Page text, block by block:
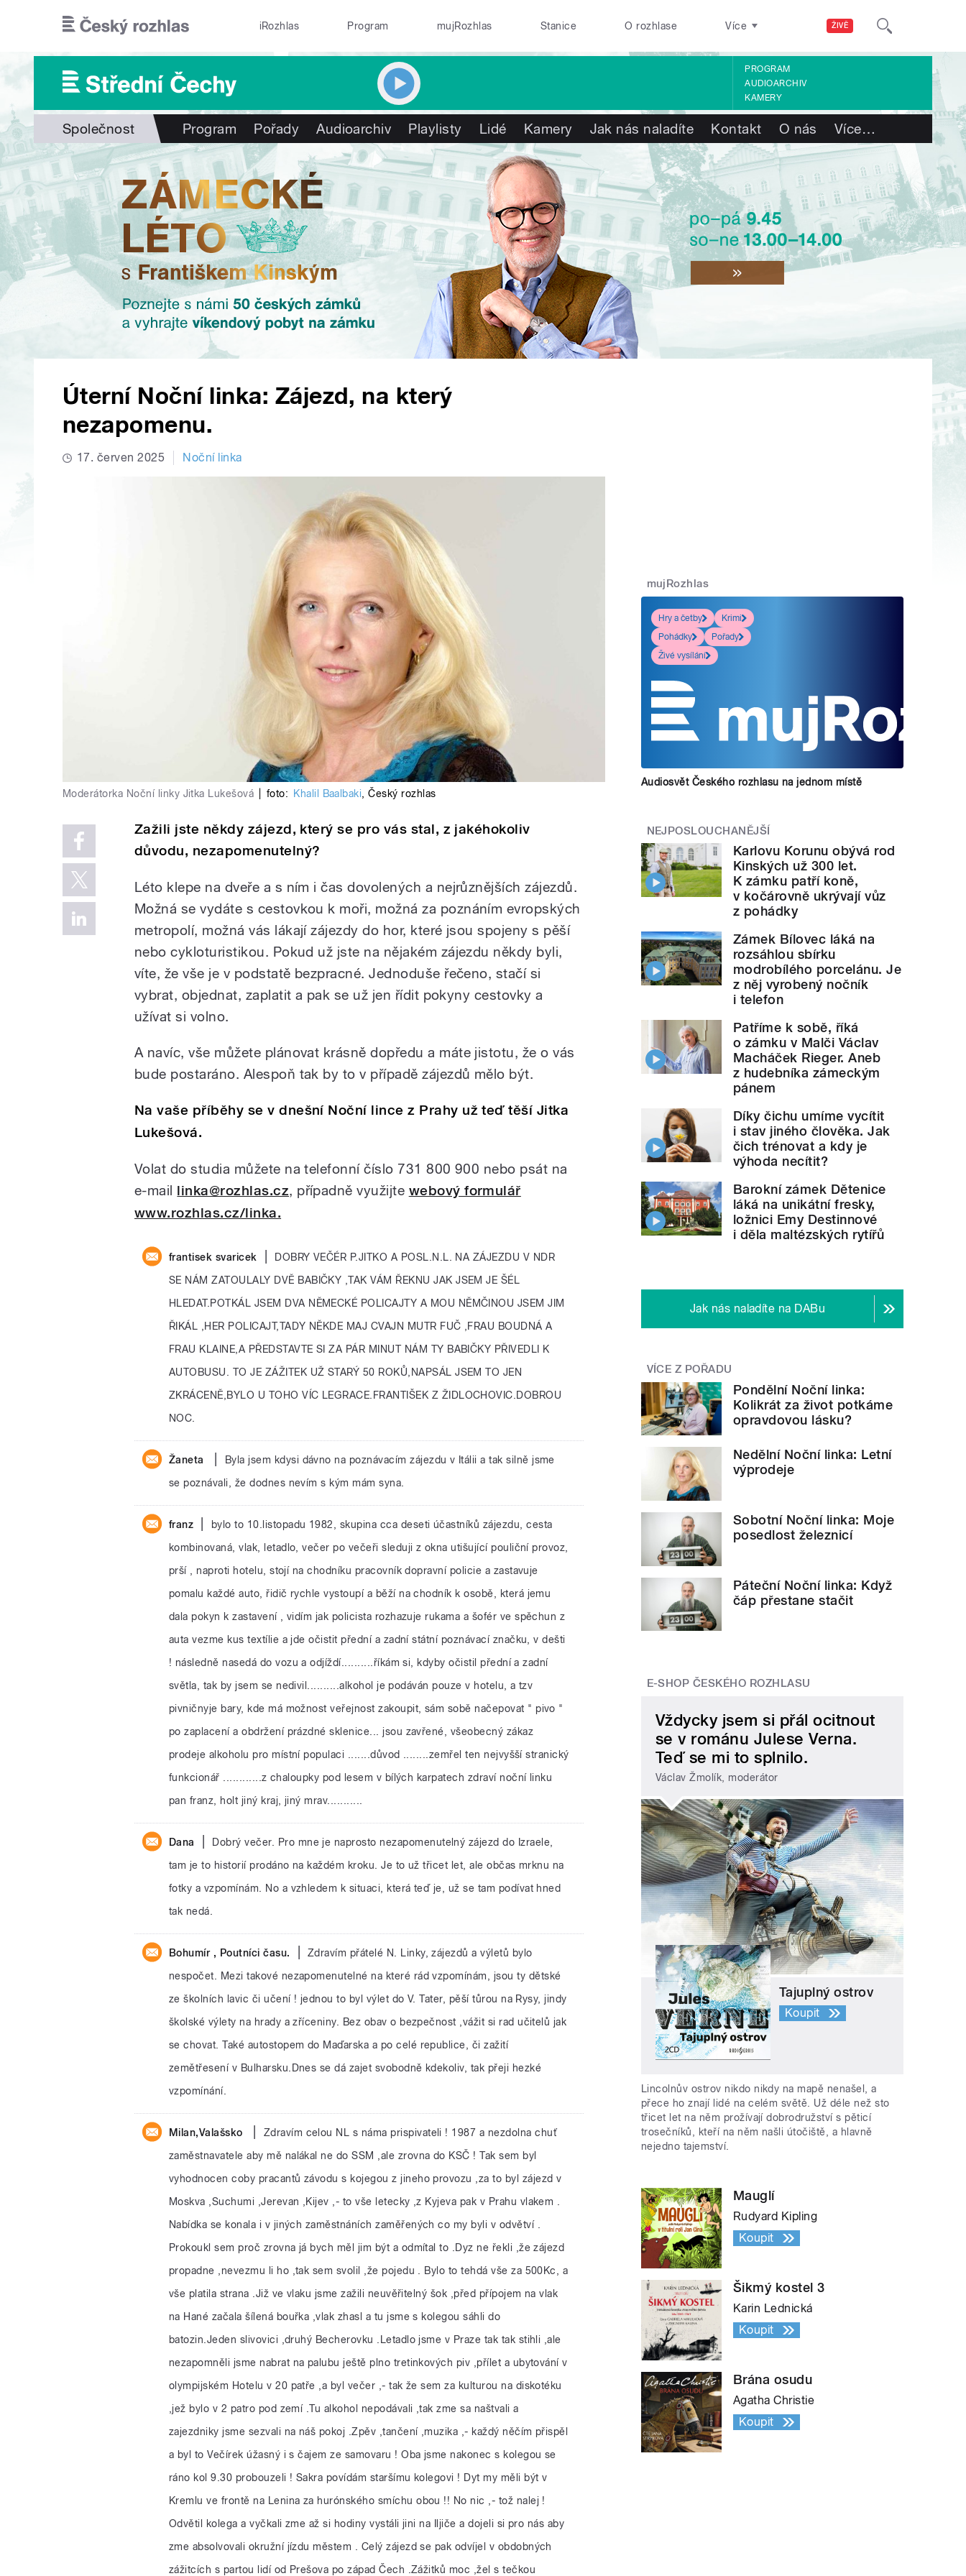
ŽIVĚ
iRozhlas Program mujRozhlas Stanice O rozhlase Více
PROGRAM
AUDIOARCHIV
KAMERY
Společnost Program Pořady Audioarchiv Playlisty Lidé Kamery Jak nás naladíte Kontakt O nás Více…
Úterní Noční linka: Zájezd, na který
nezapomenu.
17. červen 2025 Noční linka
Moderátorka Noční linky Jitka Lukešová foto: Khalil Baalbaki,Český rozhlas
Zažili jste někdy zájezd, který se pro vás stal, z jakéhokoliv
důvodu, nezapomenutelný?
Léto klepe na dveře a s ním i čas dovolených a nejrůznějších zájezdů.
Možná se vydáte s cestovkou k moři, možná za poznáním evropských
metropolí, možná vás lákají zájezdy do hor, které jsou spojeny s pěší
nebo cykloturistikou. Pokud už jste na nějakém zájezdu někdy byli,
víte, že vše je v podstatě bezpracné. Jednoduše řečeno, stačí si
vybrat, objednat, zaplatit a pak se už jen řídit pokyny cestovky a
užívat si volno.
A navíc, vše můžete plánovat krásně dopředu a máte jistotu, že o vás
bude postaráno. Alespoň tak by to v případě zájezdů mělo být.
Na vaše příběhy se v dnešní Noční lince z Prahy už teď těší Jitka
Lukešová.
Volat do studia můžete na telefonní číslo 731 800 900 nebo psát na
e-mail linka@rozhlas.cz, případně využijte webový formulář
www.rozhlas.cz/linka.
frantisek svaricek
DOBRY VEČÉR P.JITKO A POSL.N.L. NA ZÁJEZDU V NDR
SE NÁM ZATOULALY DVĚ BABIČKY ,TAK VÁM ŘEKNU JAK JSEM JE ŠÉL
HLEDAT.POTKÁL JSEM DVA NĚMECKÉ POLICAJTY A MOU NĚMČINOU JSEM JIM
ŘIKÁL ,HER POLICAJT,TADY NĚKDE MAJ CVAJN MUTR FUČ ,FRAU BOUDNÁ A
FRAU KLAINE,A PŘEDSTAVTE SI ZA PÁR MINUT NÁM TY BABIČKY PŘIVEDLI K
AUTOBUSU. TO JE ZÁŽITEK UŽ STARÝ 50 ROKŮ,NAPSÁL JSEM TO JEN
ZKRÁCENĚ,BYLO U TOHO VÍC LEGRACE.FRANTIŠEK Z ŽIDLOCHOVIC.DOBROU
NOC.
Žaneta
Byla jsem kdysi dávno na poznávacím zájezdu v Itálii a tak silně jsme
se poznávali, že dodnes nevím s kým mám syna.
franz
bylo to 10.listopadu 1982, skupina cca deseti účastníků zájezdu, cesta
kombinovaná, vlak, letadlo, večer po večeři sleduji z okna utišující pouliční provoz,
prší , naproti hotelu, stojí na chodníku pracovník dopravní policie a zastavuje
pomalu každé auto, řidič rychle vystoupí a běží na chodník k osobě, která jemu
dala pokyn k zastavení , vidím jak policista rozhazuje rukama a šofér ve spěchun z
auta vezme kus textílie a jde očistit přední a zadní státní poznávací značku, v dešti
! následně nasedá do vozu a odjíždí..........říkám si, kdyby očistil přední a zadní
světla, tak by jsem se nedivil..........alkohol je podáván pouze v hotelu, a tzv
pivničnyje bary, kde má možnost veřejnost zakoupit, sám sobě načepovat " pivo "
po zaplacení a obdržení prázdné sklenice... jsou zavřené, všeobecný zákaz
prodeje alkoholu pro místní populaci .......důvod ........zemřel ten nejvyšší stranický
funkcionář ............z chaloupky pod lesem v bílých karpatech zdraví noční linku
pan franz, holt jiný kraj, jiný mrav...........
Dana
Dobrý večer. Pro mne je naprosto nezapomenutelný zájezd do Izraele,
tam je to historií prodáno na každém kroku. Je to už třicet let, ale občas mrknu na
fotky a vzpomínám. No a vzhledem k situaci, která teď je, už se tam podívat hned
tak nedá.
Bohumír , Poutníci času.
Zdravím přátelé N. Linky, zájezdů a výletů bylo
nespočet. Mezi takové nezapomenutelné na které rád vzpomínám, jsou ty dětské
ze školních lavic či učení ! jednou to byl výlet do V. Tater, pěší tůrou na Rysy, jindy
školské výlety na hrady a zříceniny. Bez obav o bezpečnost ,vážit si rad učitelů jak
se chovat. Také autostopem do Maďarska a po celé republice, či zažití
zemětřesení v Bulharsku.Dnes se dá zajet svobodně kdekoliv, tak přeji hezké
vzpomínání.
Milan,Valašsko
Zdravím celou NL s náma prispivateli ! 1987 a nezdolna chuť
zaměstnavatele aby mě nalákal ne do SSM ,ale zrovna do KSČ ! Tak sem byl
vyhodnocen coby pracantů závodu s kojegou z jineho provozu ,za to byl zájezd v
Moskva ,Suchumi ,Jerevan ,Kijev ,- to vše letecky ,z Kyjeva pak v Prahu vlakem .
Nabídka se konala i v jiných zaměstnáních zaměřených co my byli v odvětví .
Prokoukl sem proč zrovna já bych měl jim být a odmítal to .Dyz ne řekli ,že zájezd
propadne ,nevezmu li ho ,tak sem svolil ,že pojedu . Bylo to tehdá vše za 500Kc, a
vše platila strana .Již ve vlaku jsme zažili neuvěřitelný šok ,před přípojem na vlak
na Hané začala šílená bouřka ,vlak zhasl a tu jsme s kolegou sáhli do
batozin.Jeden slivovici ,druhý Becherovku .Letadlo jsme v Praze tak tak stihli ,ale
nezapomněli jsme nabrat na palubu ještě plno tretinkových piv ,přílet a ubytování v
olympijském Hotelu v 20 patře ,a byl večer ,- tak že sem za kulturou na diskotéku
,jež bylo v 2 patro pod zemí .Tu alkohol nepodávali ,tak zme sa naštvali a
zajezdniky jsme sezvali na náš pokoj .Zpěv ,tančení ,muzika ,- každý něčím přispěl
a byl to Večírek úžasný i s čajem ze samovaru ! Oba jsme nakonec s kolegou se
ráno kol 9.30 probouzeli ! Sakra povídám staršímu kolegovi ! Dyt my měli být v
Kremlu ve frontě na Lenina za hurónského smíchu obou !! No nic ,- tož nalej !
Odvětil kolega a vyčkali zme až si hodiny vystáli jini na Iljiče a dojeli si pro nás aby
zme absolvovali okružní jízdu městem . Celý zájezd se pak odvíjel v obdobných
zážitcích s partou lidí od Prešova po západ Čech .Zážitků moc ,žel s tečkou
mujRozhlas
Hry a četby
Krimi
Pohádky
Pořady
Živé vysílání
Audiosvět Českého rozhlasu na jednom místě
NEJPOSLOUCHANĚJŠÍ
Karlovu Korunu obývá rod
Kinských už 300 let.
K zámku patří koně,
v kočárovně ukrývají vůz
z pohádky
Zámek Bílovec láká na
rozsáhlou sbírku
modrobílého porcelánu. Je
z něj vyrobený nočník
i telefon
Patříme k sobě, říká
o zámku v Malči Václav
Macháček Rieger. Aneb
z hudebníka zámeckým
pánem
Díky čichu umíme vycítit
i stav jiného člověka. Jak
čich trénovat a kdy je
výhoda necítit?
Barokní zámek Dětenice
láká na unikátní fresky,
ložnici Emy Destinnové
i děla maltézských rytířů
Jak nás naladíte na DABu
VÍCE Z POŘADU
Pondělní Noční linka:
Kolikrát za život potkáme
opravdovou lásku?
Nedělní Noční linka: Letní
výprodeje
Sobotní Noční linka: Moje
posedlost železnicí
Páteční Noční linka: Když
čáp přestane stačit
E-SHOP ČESKÉHO ROZHLASU
Vždycky jsem si přál ocitnout
se v románu Julese Verna.
Teď se mi to splnilo.
Václav Žmolík, moderátor
Tajuplný ostrov
Koupit
Lincolnův ostrov nikdo nikdy na mapě nenašel, a
přece ho znají lidé na celém světě. Už déle než sto
třicet let na něm prožívají dobrodružství s pěticí
trosečníků, kteří na něm našli útočiště, a hlavně
nejedno tajemství.
Mauglí
Rudyard Kipling
Koupit
Šikmý kostel 3
Karin Lednická
Koupit
Brána osudu
Agatha Christie
Koupit